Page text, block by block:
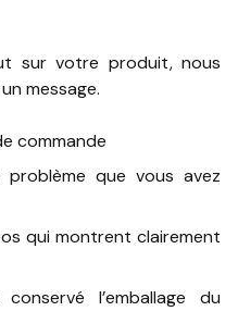
sur votre produit, nous
message.
commande
problème que vous avez
qui montrent clairement
l’emballage du